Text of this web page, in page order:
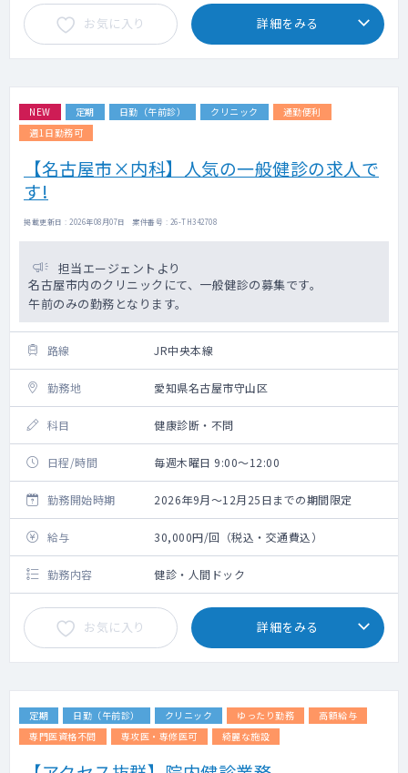
お気に入り 詳細をみる
NEW 定期 日勤（午前診） クリニック
通勤便利
週1日勤務可
【名古屋市×内科】人気の一般健診の求人で
す!
掲載更新日 : 2026年08月07日 案件番号 : 26-TH342708
担当エージェントより
名古屋市内のクリニックにて、一般健診の募集です。
午前のみの勤務となります。
路線 JR中央本線
勤務地 愛知県名古屋市守山区
科目 健康診断・不問
日程/時間 毎週木曜日 9:00～12:00
勤務開始時期 2026年9月～12月25日までの期間限定
給与 30,000円/回（税込・交通費込）
勤務内容 健診・人間ドック
お気に入り 詳細をみる
定期 日勤（午前診） クリニック ゆったり勤務
高額給与
専門医資格不問
専攻医・専修医可 綺麗な施設